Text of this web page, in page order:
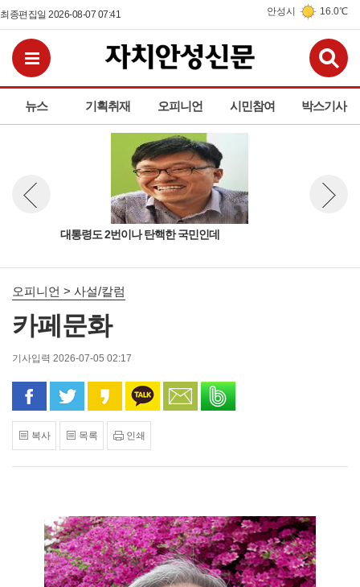
최종편집일 2026-08-07 07:41 안성시 16.0℃
뉴스 기획취재 오피니언 시민참여 박스기사
전체메뉴보기
대통령도 2번이나 탄핵한 국민인데
뉴스 이전보기
오피니언 > 사설/칼럼
카페문화
기사입력 2026-07-05 02:17
페이스북으로 공유
트위터로 공유카카오 스토리로 공유
카카오톡으로 공유
문자로 공유
복사 목록 인쇄